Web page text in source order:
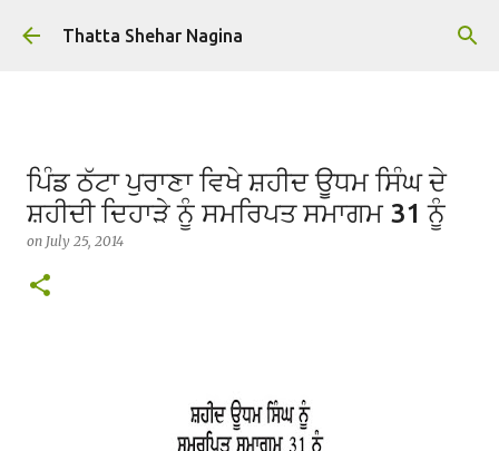
Skip to main content
Thatta Shehar Nagina
ਪਿੰਡ ਠੱਟਾ ਪੁਰਾਣਾ ਵਿਖੇ ਸ਼ਹੀਦ ਊਧਮ ਸਿੰਘ ਦੇ
ਸ਼ਹੀਦੀ ਦਿਹਾੜੇ ਨੂੰ ਸਮਰਿਪਤ ਸਮਾਗਮ 31 ਨੂੰ
on July 25, 2014